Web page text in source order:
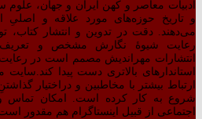
ادبیات معاصر و کهن ایران و جهان،
و تاریخ حوزه‌های مورد علاقه و اصلیِ
می‌دهند. دقت در تدوین و انتشار کتاب،‌
رعایت شیوهٔ نگارش مشخص و
انتشارات مهراندیش مصمم است در
ارتباط بیشتر با مخاطبین و دراختیار
شروع به کار کرده است. امکان تماس
اجتماعی از قبیل اینستاگرام هم مقدور